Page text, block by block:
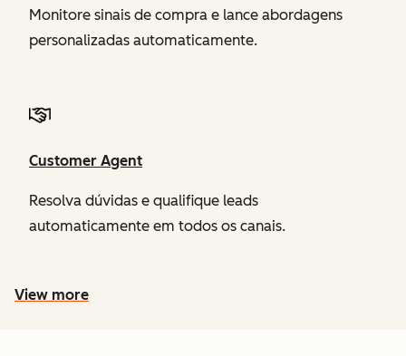
Monitore sinais de compra e lance abordagens
personalizadas automaticamente.
Customer Agent
Resolva dúvidas e qualifique leads
automaticamente em todos os canais.
View more